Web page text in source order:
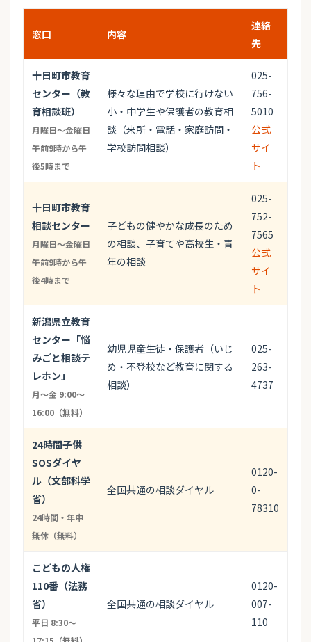
窓口 内容
連絡
先
十日町市教育
センター（教
育相談班）
月曜日～金曜日
午前9時から午
後5時まで
様々な理由で学校に行けない
小・中学生や保護者の教育相
談（来所・電話・家庭訪問・
学校訪問相談）
025-
756-
5010
公式
サイ
ト
十日町市教育
相談センター
月曜日～金曜日
午前9時から午
後4時まで
子どもの健やかな成長のため
の相談、子育てや高校生・青
年の相談
025-
752-
7565
公式
サイ
ト
新潟県立教育
センター「悩
みごと相談テ
レホン」
月〜金 9:00〜
16:00（無料）
幼児児童生徒・保護者（いじ
め・不登校など教育に関する
相談）
025-
263-
4737
24時間子供
SOSダイヤ
ル（文部科学
省）
24時間・年中
無休（無料）
全国共通の相談ダイヤル
0120-
0-
78310
こどもの人権
110番（法務
省）
平日 8:30〜
全国共通の相談ダイヤル
0120-
007-
110